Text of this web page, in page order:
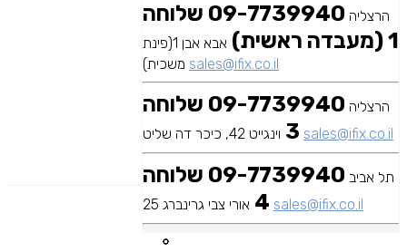
הרצליה
09-7739940 שלוחה
1 (מעבדה ראשית)
אבא אבן 1(פינת
משכית) sales@ifix.co.il
הרצליה
09-7739940 שלוחה
3 וינגייט 42, כיכר דה שליט sales@ifix.co.il
תל אביב
09-7739940 שלוחה
4 אורי צבי גרינברג 25 sales@ifix.co.il